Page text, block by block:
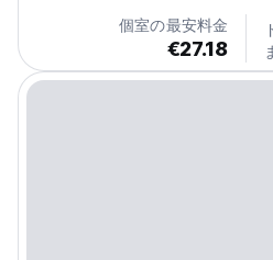
(Auto-translated from original
個室の最安料金
€27.18